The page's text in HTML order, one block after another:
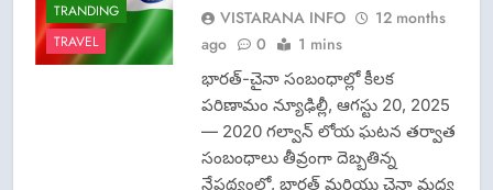
TRANDING
TRAVEL
VISTARANA INFO
12 months
ago
0 1 mins
భారత్-చైనా సంబంధాల్లో కీలక
పరిణామం న్యూఢిల్లీ, ఆగస్టు 20, 2025
— 2020 గల్వాన్ లోయ ఘటన తర్వాత
సంబంధాలు తీవ్రంగా దెబ్బతిన్న
నేపథ్యంలో, భారత్ మరియు చైనా మధ్య